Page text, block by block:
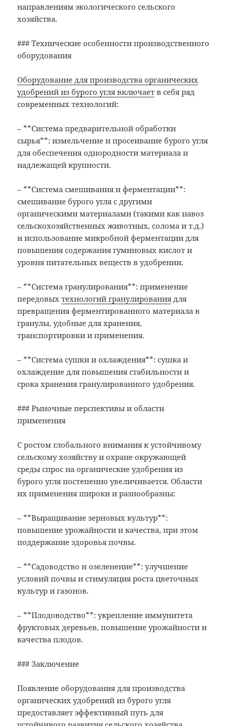
направлениям экологического сельского
хозяйства.
### Технические особенности производственного
оборудования
Оборудование для производства органических
удобрений из бурого угля включает в себя ряд
современных технологий:
– **Система предварительной обработки
сырья**: измельчение и просеивание бурого угля
для обеспечения однородности материала и
надлежащей крупности.
– **Система смешивания и ферментации**:
смешивание бурого угля с другими
органическими материалами (такими как навоз
сельскохозяйственных животных, солома и т.д.)
и использование микробной ферментации для
повышения содержания гуминовых кислот и
уровня питательных веществ в удобрении.
– **Система гранулирования**: применение
передовыхтехнологий гранулирования для
превращения ферментированного материала в
гранулы, удобные для хранения,
транспортировки и применения.
– **Система сушки и охлаждения**: сушка и
охлаждение для повышения стабильности и
срока хранения гранулированного удобрения.
### Рыночные перспективы и области
применения
С ростом глобального внимания к устойчивому
сельскому хозяйству и охране окружающей
среды спрос на органические удобрения из
бурого угля постепенно увеличивается. Области
их применения широки и разнообразны:
– **Выращивание зерновых культур**:
повышение урожайности и качества, при этом
поддержание здоровья почвы.
– **Садоводство и озеленение**: улучшение
условий почвы и стимуляция роста цветочных
культур и газонов.
– **Плодоводство**: укрепление иммунитета
фруктовых деревьев, повышение урожайности и
качества плодов.
### Заключение
Появление оборудования для производства
органических удобрений из бурого угля
предоставляет эффективный путь для